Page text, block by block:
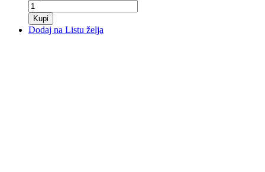
Kupi
Dodaj na Listu želja